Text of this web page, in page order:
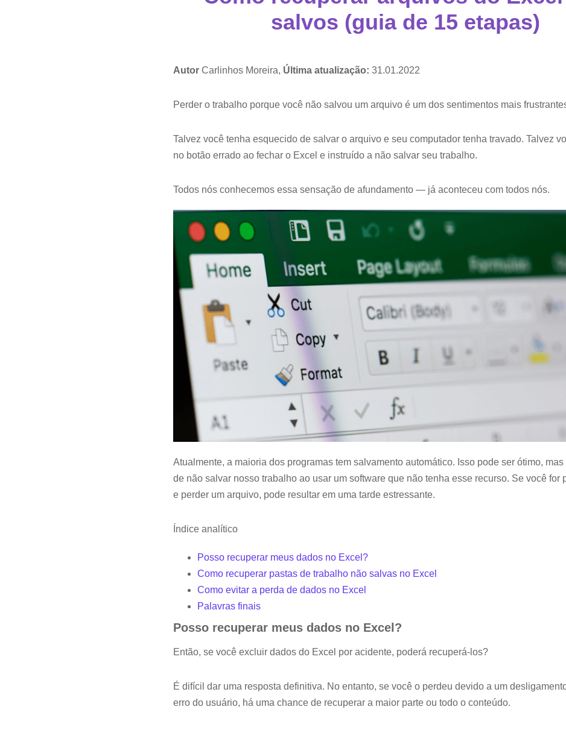
salvos (guia de 15 etapas)
Autor Carlinhos Moreira, Última atualização: 31.01.2022
Perder o trabalho porque você não salvou um arquivo é um dos sentimentos mais
Talvez você tenha esquecido de salvar o arquivo e seu computador tenha travado. Talvez
no botão errado ao fechar o Excel e instruído a não salvar seu trabalho.
Todos nós conhecemos essa sensação de afundamento — já aconteceu com todos nós.
Atualmente, a maioria dos programas tem salvamento automático. Isso pode ser ótimo,
de não salvar nosso trabalho ao usar um software que não tenha esse recurso. Se você for
e perder um arquivo, pode resultar em uma tarde estressante.
Índice analítico
Posso recuperar meus dados no Excel?
Como recuperar pastas de trabalho não salvas no Excel
Como evitar a perda de dados no Excel
Palavras finais
Posso recuperar meus dados no Excel?
Então, se você excluir dados do Excel por acidente, poderá recuperá-los?
É difícil dar uma resposta definitiva. No entanto, se você o perdeu devido a um
erro do usuário, há uma chance de recuperar a maior parte ou todo o conteúdo.